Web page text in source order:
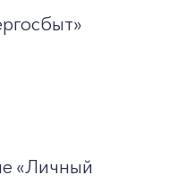
«Личный